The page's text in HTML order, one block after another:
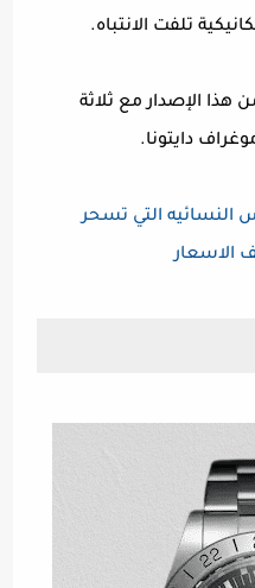
الإصدار مع ثلاثة
دايتونا.
التي تسحر